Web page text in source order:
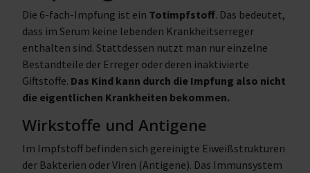
Die 6-fach-Impfung ist ein Totimpfstoff. Das bedeutet,
dass im Serum keine lebenden Krankheitserreger
enthalten sind. Stattdessen nutzt man nur einzelne
Bestandteile der Erreger oder deren inaktivierte
Giftstoffe. Das Kind kann durch die Impfung also nicht
die eigentlichen Krankheiten bekommen.
Wirkstoffe und Antigene
Im Impfstoff befinden sich gereinigte Eiweißstrukturen
der Bakterien oder Viren (Antigene). Das Immunsystem